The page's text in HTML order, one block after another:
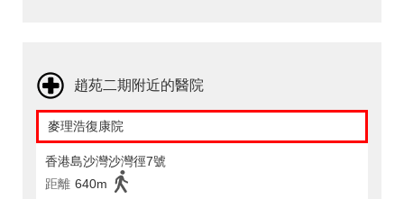
趙苑二期附近的醫院
麥理浩復康院
香港島沙灣沙灣徑7號
距離 640m